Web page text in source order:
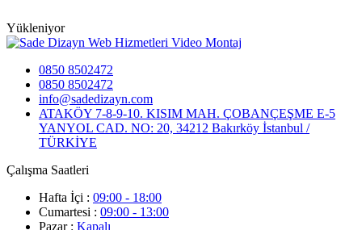
Yükleniyor
0850 8502472
0850 8502472
info@sadedizayn.com
ATAKÖY 7-8-9-10. KISIM MAH. ÇOBANÇEŞME E-5
YANYOL CAD. NO: 20, 34212 Bakırköy İstanbul /
TÜRKİYE
Çalışma Saatleri
Hafta İçi : 09:00 - 18:00
Cumartesi : 09:00 - 13:00
Pazar : Kapalı